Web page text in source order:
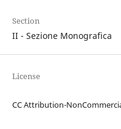
Section
II - Sezione Monografica
License
CC Attribution-